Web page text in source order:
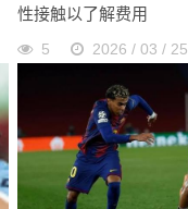
性接触以了解费用
5 2026 / 03 / 25